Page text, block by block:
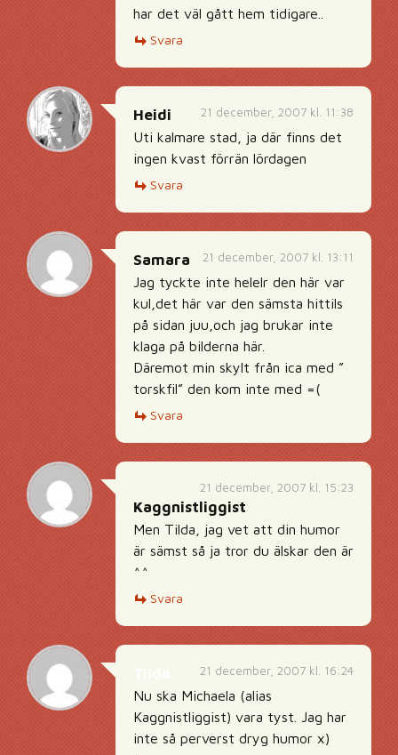
har det väl gått hem tidigare..
Svara
21 december, 2007 kl. 11:38
Heidi
Uti kalmare stad, ja där finns det
ingen kvast förrän lördagen
Svara
21 december, 2007 kl. 13:11
Samara
Jag tyckte inte helelr den här var
kul,det här var den sämsta hittils
på sidan juu,och jag brukar inte
klaga på bilderna här.
Däremot min skylt från ica med ”
torskfil” den kom inte med =(
Svara
21 december, 2007 kl. 15:23
Kaggnistliggist
Men Tilda, jag vet att din humor
är sämst så ja tror du älskar den är
^^
Svara
21 december, 2007 kl. 16:24
Nu ska Michaela (alias
Kaggnistliggist) vara tyst. Jag har
inte så perverst dryg humor x)